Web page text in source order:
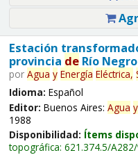
Estación
provincia deRío Negro
por Agua y Energía Eléctrica,
Idioma: Español
Editor: Buenos Aires: Agua y
1988
Disponibilidad: Ítems
topográfica: 621.374.5/